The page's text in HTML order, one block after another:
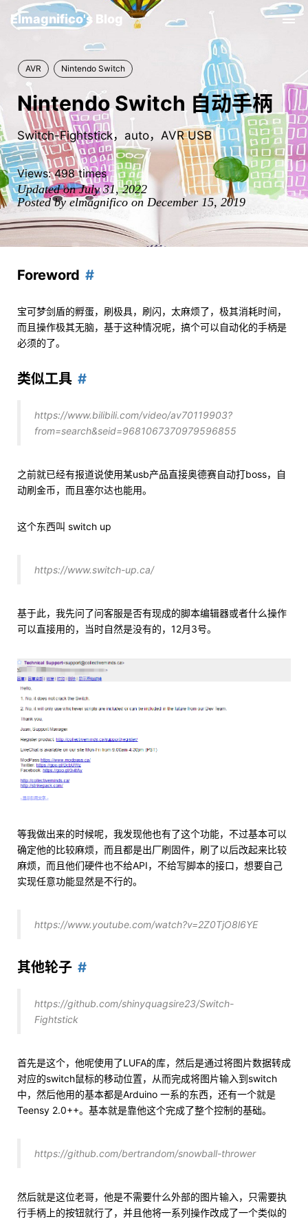
Elmagnifico's Blog
AVR Nintendo Switch
Nintendo Switch 自动手柄
Switch-Fightstick，auto，AVR USB
Views:498times
Updated on July 31, 2022
Posted by elmagnifico on December 15, 2019
Foreword
宝可梦剑盾的孵蛋，刷极具，刷闪，太麻烦了，极其消耗时间，
而且操作极其无脑，基于这种情况呢，搞个可以自动化的手柄是
必须的了。
类似工具
https://www.bilibili.com/video/av70119903?
from=search&seid=9681067370979596855
之前就已经有报道说使用某usb产品直接奥德赛自动打boss，自
动刷金币，而且塞尔达也能用。
这个东西叫 switch up
https://www.switch-up.ca/
基于此，我先问了问客服是否有现成的脚本编辑器或者什么操作
可以直接用的，当时自然是没有的，12月3号。
等我做出来的时候呢，我发现他也有了这个功能，不过基本可以
确定他的比较麻烦，而且都是出厂刷固件，刷了以后改起来比较
麻烦，而且他们硬件也不给API，不给写脚本的接口，想要自己
实现任意功能显然是不行的。
https://www.youtube.com/watch?v=2Z0TjO8l6YE
其他轮子
https://github.com/shinyquagsire23/Switch-
Fightstick
首先是这个，他呢使用了LUFA的库，然后是通过将图片数据转成
对应的switch鼠标的移动位置，从而完成将图片输入到switch
中，然后他用的基本都是Arduino 一系的东西，还有一个就是
Teensy 2.0++。基本就是靠他这个完成了整个控制的基础。
https://github.com/bertrandom/snowball-thrower
然后就是这位老哥，他是不需要什么外部的图片输入，只需要执
行手柄上的按钮就行了，并且他将一系列操作改成了一个类似的